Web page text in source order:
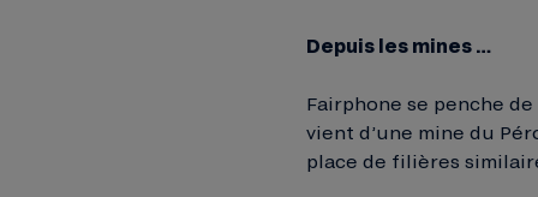
Depuis les mines …
Fairphone se penche
vient d’une mine du
place de filières